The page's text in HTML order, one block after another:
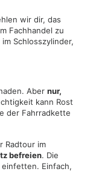
wir dir, das
Fachhandel zu
Schlosszylinder,
Aber nur,
kann Rost
der Fahrradkette
Radtour im
befreien. Die
Einfach,